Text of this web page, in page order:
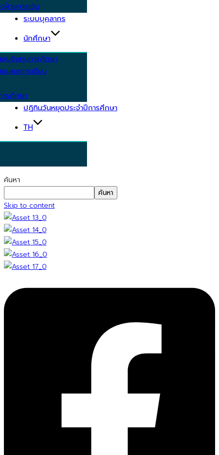
ฝ่ายการเงิน
ระบบบุคลากร
นักศึกษา
บชิงทุนการศึกษา
บผลการเรียน
รศึกษา
ปฏิทินวันหยุดประจำปีการศึกษา
TH
ค้นหา
ค้นหา
Skip to content